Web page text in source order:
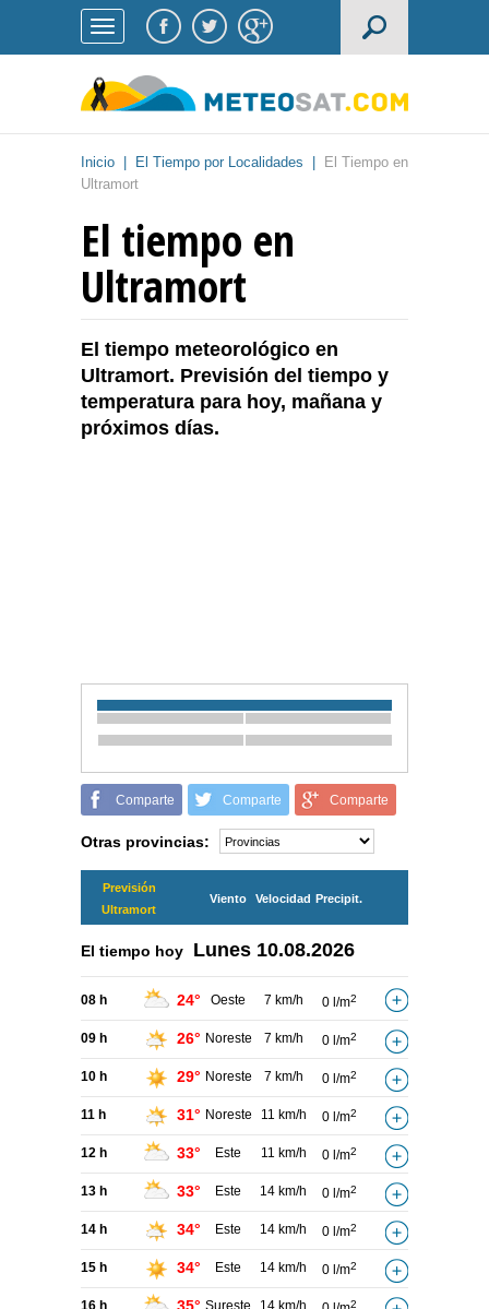
Inicio El Tiempo por Localidades
El Tiempo en
Ultramort
El tiempo en
Ultramort
El tiempo meteorológico en
Ultramort. Previsión del tiempo y
temperatura para hoy, mañana y
próximos días.
Comparte Comparte Comparte
Otras provincias:
Previsión
Ultramort
Viento Velocidad Precipit.
El tiempo hoy Lunes 10.08.2026
08 h 24° Oeste 7 km/h 0 l/m2
09 h 26° Noreste 7 km/h 0 l/m2
10 h 29° Noreste 7 km/h 0 l/m2
11 h 31° Noreste 11 km/h 0 l/m2
12 h 33° Este 11 km/h 0 l/m2
13 h 33° Este 14 km/h 0 l/m2
14 h 34° Este 14 km/h 0 l/m2
15 h 34° Este 14 km/h 0 l/m2
2